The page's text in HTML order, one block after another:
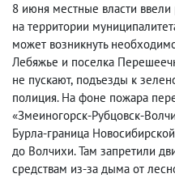
8 июня местные власти
на территории
может возникнуть
Лебяжье и поселка
не пускают, подъезды к
полиция. На фоне пожара
«Змеиногорск-Рубцовск-
Бурла-граница
до Волчихи. Там запретили
средствам из-за дыма от